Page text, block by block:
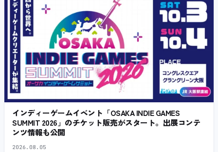
インディーゲームイベント「OSAKA INDIE GAMES
SUMMIT 2026」のチケット販売がスタート。出展コンテ
ンツ情報も公開
2026.08.05